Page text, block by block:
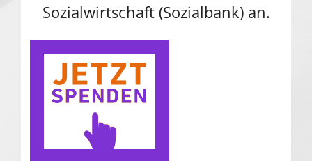
Sozialwirtschaft (Sozialbank) an.